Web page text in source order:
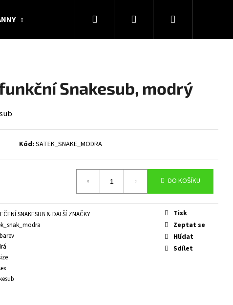
KOLEKCE SNAKESUB & DES DÁRKOVÉ
Hledat PřihlášeníNákupní
Snakesub, modrý
Kód: SATEK_SNAKE_MODRA
DO KOŠÍKU
SNAKESUB & DALŠÍ ZNAČKY
Tisk
Zeptat se
Hlídat
Sdílet
MEDIUM